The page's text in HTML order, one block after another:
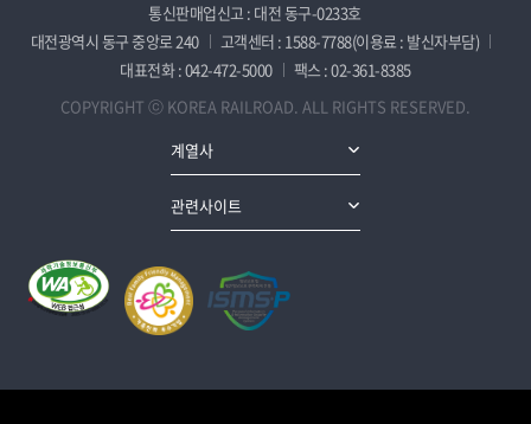
통신판매업신고 : 대전 동구-0233호
대전광역시 동구 중앙로 240
고객센터 : 1588-7788(이용료 : 발신자부담)
대표전화 : 042-472-5000
팩스 : 02-361-8385
COPYRIGHT ⓒ KOREA RAILROAD. ALL RIGHTS RESERVED.
계열사
관련사이트